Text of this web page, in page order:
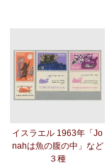
イスラエル 1963年「Jo
nahは魚の腹の中」など
３種